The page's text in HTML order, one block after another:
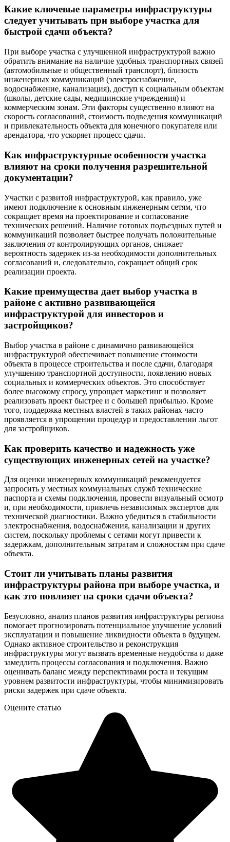
Какие ключевые параметры инфраструктуры
следует учитывать при выборе участка для
быстрой сдачи объекта?
При выборе участка с улучшенной инфраструктурой важно
обратить внимание на наличие удобных транспортных связей
(автомобильные и общественный транспорт), близость
инженерных коммуникаций (электроснабжение,
водоснабжение, канализация), доступ к социальным объектам
(школы, детские сады, медицинские учреждения) и
коммерческим зонам. Эти факторы существенно влияют на
скорость согласований, стоимость подведения коммуникаций
и привлекательность объекта для конечного покупателя или
арендатора, что ускоряет процесс сдачи.
Как инфраструктурные особенности участка
влияют на сроки получения разрешительной
документации?
Участки с развитой инфраструктурой, как правило, уже
имеют подключение к основным инженерным сетям, что
сокращает время на проектирование и согласование
технических решений. Наличие готовых подъездных путей и
коммуникаций позволяет быстрее получать положительные
заключения от контролирующих органов, снижает
вероятность задержек из-за необходимости дополнительных
согласований и, следовательно, сокращает общий срок
реализации проекта.
Какие преимущества дает выбор участка в
районе с активно развивающейся
инфраструктурой для инвесторов и
застройщиков?
Выбор участка в районе с динамично развивающейся
инфраструктурой обеспечивает повышение стоимости
объекта в процессе строительства и после сдачи, благодаря
улучшению транспортной доступности, появлению новых
социальных и коммерческих объектов. Это способствует
более высокому спросу, упрощает маркетинг и позволяет
реализовать проект быстрее и с большей прибылью. Кроме
того, поддержка местных властей в таких районах часто
проявляется в упрощении процедур и предоставлении льгот
для застройщиков.
Как проверить качество и надежность уже
существующих инженерных сетей на участке?
Для оценки инженерных коммуникаций рекомендуется
запросить у местных коммунальных служб технические
паспорта и схемы подключения, провести визуальный осмотр
и, при необходимости, привлечь независимых экспертов для
технической диагностики. Важно убедиться в стабильности
электроснабжения, водоснабжения, канализации и других
систем, поскольку проблемы с сетями могут привести к
задержкам, дополнительным затратам и сложностям при сдаче
объекта.
Стоит ли учитывать планы развития
инфраструктуры района при выборе участка, и
как это повлияет на сроки сдачи объекта?
Безусловно, анализ планов развития инфраструктуры региона
помогает прогнозировать потенциальное улучшение условий
эксплуатации и повышение ликвидности объекта в будущем.
Однако активное строительство и реконструкция
инфраструктуры могут вызвать временные неудобства и даже
замедлить процессы согласования и подключения. Важно
оценивать баланс между перспективами роста и текущим
уровнем развитости инфраструктуры, чтобы минимизировать
риски задержек при сдаче объекта.
Оцените статью